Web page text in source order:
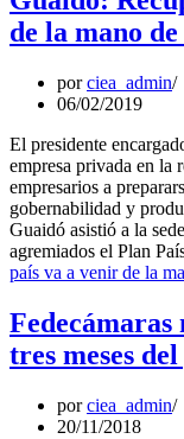
de la mano
porciea_admin
06/02/2019
El presidente
empresa privada en la
empresarios a
gobernabilidad y
Guaidó asistió a la
agremiados el Plan
país va a venir de la
Fedecámaras
tres meses
porciea_admin
20/11/2018